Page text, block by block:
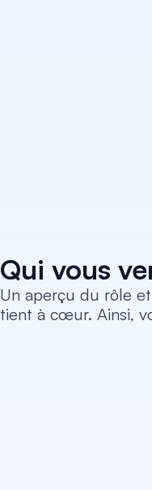
Qui vous
Un aperçu du rôle
tient à cœur. Ainsi,